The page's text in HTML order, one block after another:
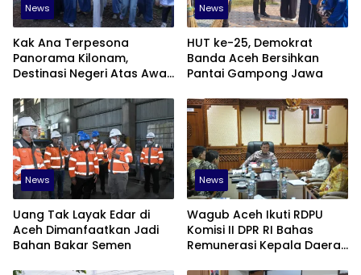
News
Kak Ana Terpesona
Panorama Kilonam,
Destinasi Negeri Atas Awan
News
HUT ke-25, Demokrat
Banda Aceh Bersihkan
Pantai Gampong Jawa
News
Uang Tak Layak Edar di
Aceh Dimanfaatkan Jadi
Bahan Bakar Semen
News
‎Wagub Aceh Ikuti RDPU
Komisi II DPR RI Bahas
Remunerasi Kepala Daerah